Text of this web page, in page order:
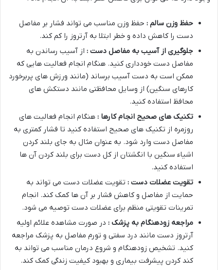
حفظ وزن سالم : حفظ وزن مناسب می تواند فشار بر مفاصل
دست را کاهش داده و خطر ابتلا به آرتروز را کم کند.
جلوگیری از آسیب به مفاصل دست : از آسیب رساندن به
مفاصل دست خودداری کنید. هنگام انجام فعالیت هایی که
ممکن است به دست آسیب برساند (مانند ورزش های پربرخورد
کارهای سنگین) از وسایل محافظتی مانند دستکش های
محافظ استفاده کنید.
تکنیک های صحیح انجام کارها : هنگام انجام فعالیت های
روزمره از تکنیک های صحیح استفاده کنید تا فشار کمتری به
مفاصل دست وارد شود. به عنوان مثال به جای بلند کردن
اشیاء سنگین با انگشتان از کل دست برای بلند کردن آن ها
استفاده کنید.
تقویت عضلات دست : تقویت عضلات دست می تواند به
حمایت از مفاصل و کاهش فشار بر آن ها کمک کند. انجام
تمرینات تقویتی منظم برای عضلات دست توصیه می شود.
مراجعه زودهنگام به پزشک : در صورت مشاهده علائم اولیه
آرتروز دست مانند درد سفتی و تورم مفاصل به پزشک مراجعه
کنید. تشخیص زودهنگام و شروع درمان مناسب می تواند به
کند کردن پیشرفت بیماری و بهبود کیفیت زندگی کمک کند.